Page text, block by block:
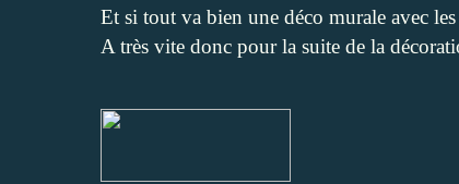
Et si tout va bien une déco murale avec
A très vite donc pour la suite de la